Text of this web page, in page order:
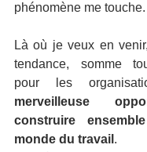
phénomène me touche.
Là où je veux en
tendance, somme
merveilleuse
construire
monde du travail .